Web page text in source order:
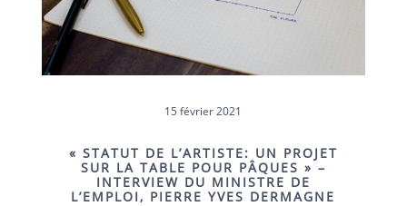
15 février 2021
« STATUT DE L’ARTISTE: UN PROJET
SUR LA TABLE POUR PÂQUES » –
INTERVIEW DU MINISTRE DE
L’EMPLOI, PIERRE YVES DERMAGNE